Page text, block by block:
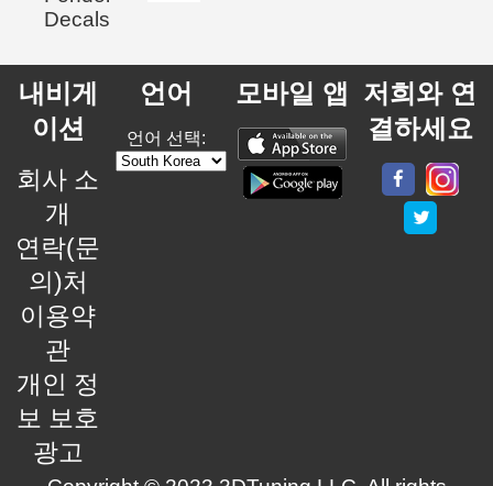
Decals
내비게
이션
회사 소
개
연락(문
의)처
이용약
관
개인 정
보 보호
광고
언어
언어 선택:
모바일 앱 저희와 연
결하세요